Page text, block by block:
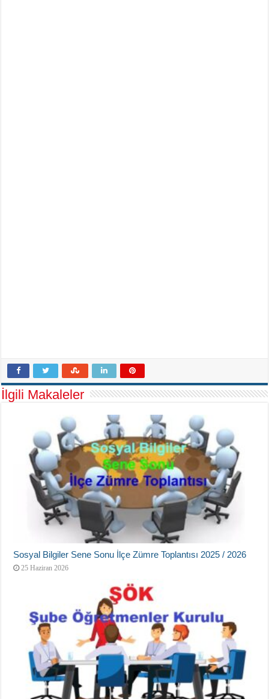
İlgili Makaleler
Sosyal Bilgiler Sene Sonu İlçe Zümre Toplantısı 2025 / 2026
25 Haziran 2026